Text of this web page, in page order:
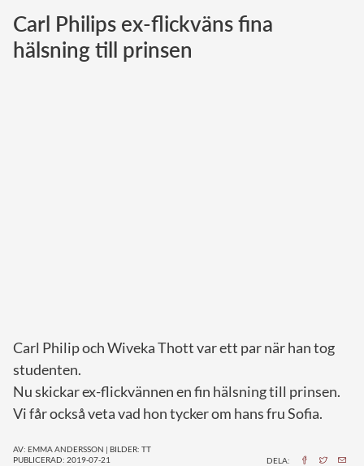
Norska kungahuset
Danska kungahuset
Carl Philips ex-flickväns fina
hälsning till prinsen
Carl Philip och Wiveka Thott var ett par när han tog
studenten.
Nu skickar ex-flickvännen en fin hälsning till prinsen.
Vi får också veta vad hon tycker om hans fru Sofia.
AV: EMMA ANDERSSON | BILDER: TT
PUBLICERAD: 2019-07-21
DELA: